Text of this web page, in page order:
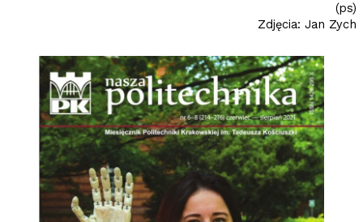
(ps)
Zdjęcia: Jan Zych